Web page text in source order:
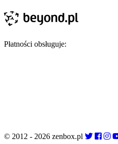
Płatności obsługuje:
© 2012 - 2026 zenbox.pl